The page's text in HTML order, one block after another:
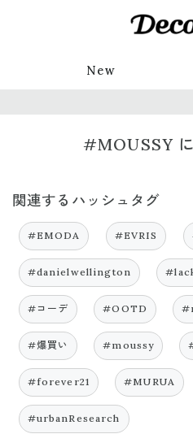
New
#MOUSSY
関連するハッシュタグ
#EMODA #EVRIS
#danielwellington
#コーデ #OOTD
#爆買い #moussy
#forever21 #MURUA
#urbanResearch